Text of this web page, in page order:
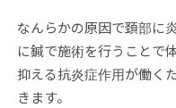
なんらかの原因で頚部に
に鍼で施術を行うことで
抑える抗炎症作用が働く
きます。